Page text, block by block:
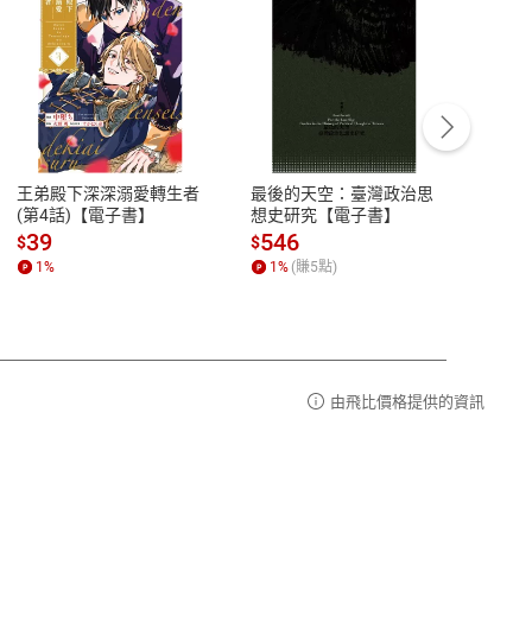
性
參
客服資訊
服務時間：週一到週五 10:00-12:00、
13:00-17:00 (國定假日及例假日休息)
客服電話：0080-1857077
王弟殿下深深溺愛轉生者
(第4話)【電子書】
$39
1%
最後的天空：臺灣政治思
想史研究【電子書】
$546
1% (賺5點)
由飛比價格提供的資訊